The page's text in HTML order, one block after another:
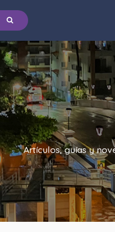
Artículos, guías y